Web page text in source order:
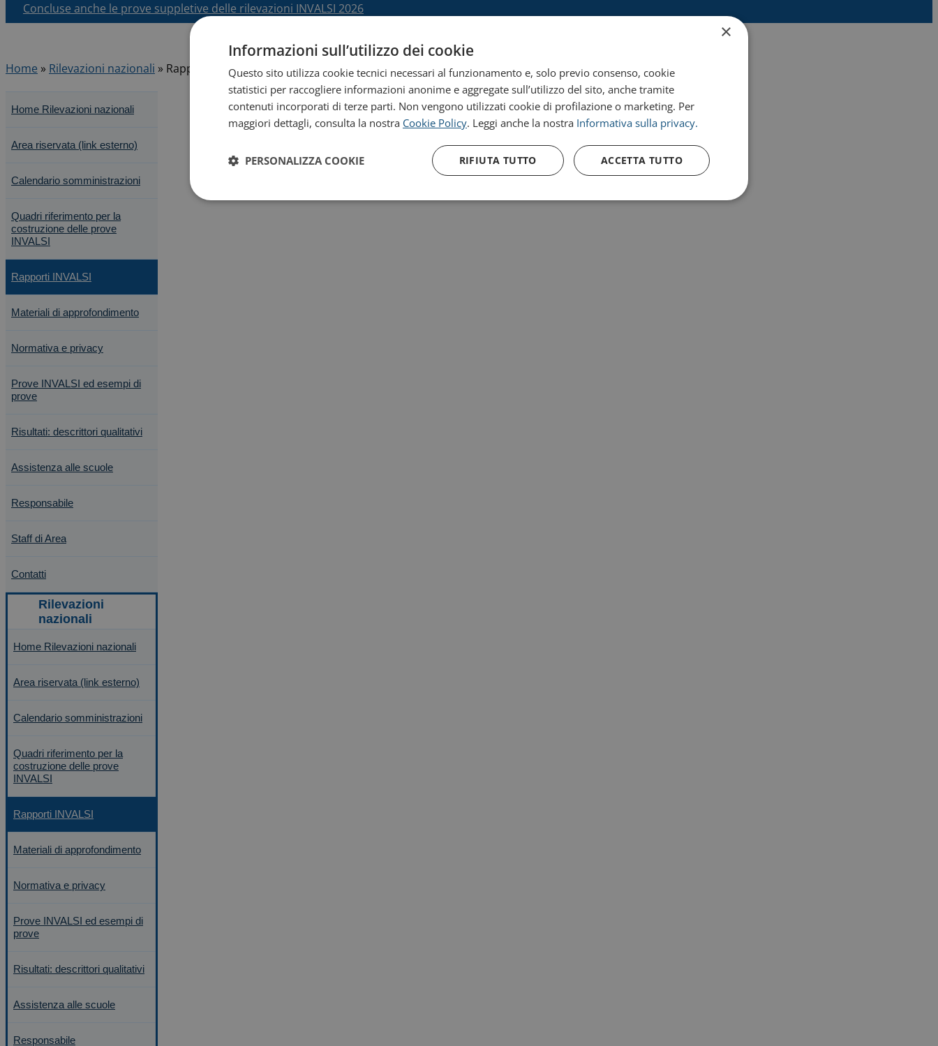
Concluse anche le prove suppletive delle rilevazioni INVALSI 2026
Home » Rilevazioni nazionali » Rapporti INVALSI
Home Rilevazioni nazionali
Area riservata (link esterno)
Calendario somministrazioni
Quadri riferimento per la
costruzione delle prove
INVALSI
Rapporti INVALSI
Materiali di approfondimento
Normativa e privacy
Prove INVALSI ed esempi di
prove
Risultati: descrittori qualitativi
Assistenza alle scuole
Responsabile
Staff di Area
Contatti
Home Rilevazioni nazionali
Area riservata (link esterno)
Calendario somministrazioni
Quadri riferimento per la
costruzione delle prove
INVALSI
Rapporti INVALSI
Materiali di approfondimento
Normativa e privacy
Prove INVALSI ed esempi di
prove
Risultati: descrittori qualitativi
Assistenza alle scuole
Responsabile
×
Informazioni sull’utilizzo dei cookie
Questo sito utilizza cookie tecnici necessari al funzionamento e, solo previo consenso, cookie
statistici per raccogliere informazioni anonime e aggregate sull’utilizzo del sito, anche tramite
contenuti incorporati di terze parti. Non vengono utilizzati cookie di profilazione o marketing. Per
maggiori dettagli, consulta la nostra Cookie Policy. Leggi anche la nostra Informativa sulla privacy.
ACCETTA TUTTO
RIFIUTA TUTTO
PERSONALIZZA COOKIE